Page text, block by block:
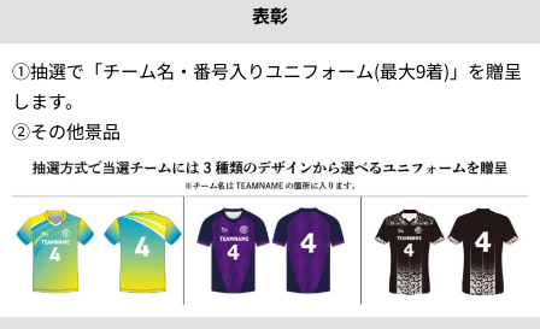
表彰
①抽選で「チーム名・番号入りユニフォーム(最大9着)」を贈呈
します。
②その他景品